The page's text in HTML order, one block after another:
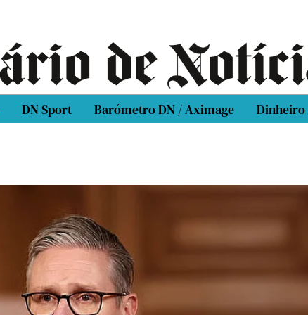
DN Sport Barómetro DN / Aximage Dinheiro